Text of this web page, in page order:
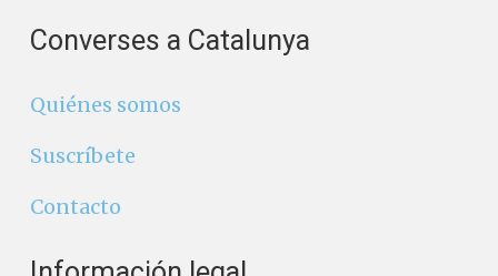
Converses a Catalunya
Quiénes somos
Suscríbete
Contacto